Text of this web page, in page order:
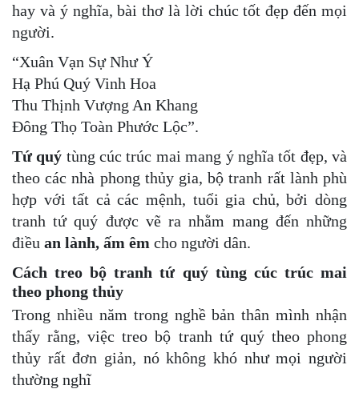
hay và ý nghĩa, bài thơ là lời chúc tốt đẹp đến mọi
người.
“Xuân Vạn Sự Như Ý
Hạ Phú Quý Vinh Hoa
Thu Thịnh Vượng An Khang
Đông Thọ Toàn Phước Lộc”.
Tứ quý tùng cúc trúc mai mang ý nghĩa tốt đẹp, và
theo các nhà phong thủy gia, bộ tranh rất lành phù
hợp với tất cả các mệnh, tuổi gia chủ, bởi dòng
tranh tứ quý được vẽ ra nhằm mang đến những
điều an lành, ấm êm cho người dân.
Cách treo bộ tranh tứ quý tùng cúc trúc mai
theo phong thủy
Trong nhiều năm trong nghề bản thân mình nhận
thấy rằng, việc treo bộ tranh tứ quý theo phong
thủy rất đơn giản, nó không khó như mọi người
thường nghĩ